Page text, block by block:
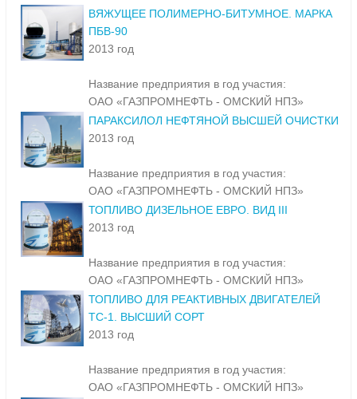
ВЯЖУЩЕЕ ПОЛИМЕРНО-БИТУМНОЕ. МАРКА
ПБВ-90
2013 год
Название предприятия в год участия:
ОАО «ГАЗПРОМНЕФТЬ - ОМСКИЙ НПЗ»
ПАРАКСИЛОЛ НЕФТЯНОЙ ВЫСШЕЙ ОЧИСТКИ
2013 год
Название предприятия в год участия:
ОАО «ГАЗПРОМНЕФТЬ - ОМСКИЙ НПЗ»
ТОПЛИВО ДИЗЕЛЬНОЕ ЕВРО. ВИД III
2013 год
Название предприятия в год участия:
ОАО «ГАЗПРОМНЕФТЬ - ОМСКИЙ НПЗ»
ТОПЛИВО ДЛЯ РЕАКТИВНЫХ ДВИГАТЕЛЕЙ
ТС-1. ВЫСШИЙ СОРТ
2013 год
Название предприятия в год участия:
ОАО «ГАЗПРОМНЕФТЬ - ОМСКИЙ НПЗ»